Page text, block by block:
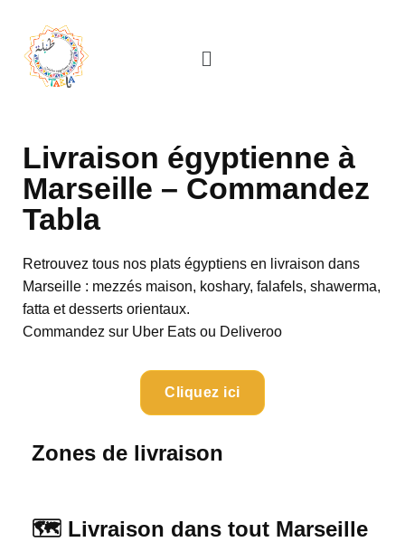
Aller
Livraison égyptienne à
Marseille – Commandez
Tabla
Retrouvez tous nos plats égyptiens en livraison dans
Marseille : mezzés maison, koshary, falafels, shawerma,
fatta et desserts orientaux.
Commandez sur Uber Eats ou Deliveroo
Cliquez ici
Zones de livraison
🗺️ Livraison dans tout Marseille